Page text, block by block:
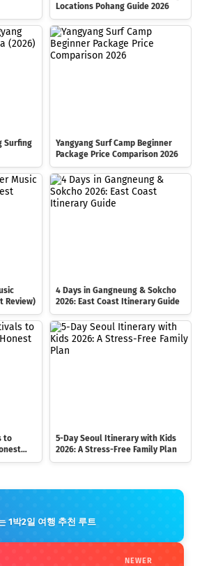
Locations Pohang Guide 2026
Surfing
Yangyang Surf Camp Beginner
Package Price Comparison 2026
Review)
4 Days in Gangneung & Sokcho
2026: East Coast Itinerary Guide
to
5-Day Seoul Itinerary with Kids
2026: A Stress-Free Family Plan
1박2일 여행 추천 루트
NEWER